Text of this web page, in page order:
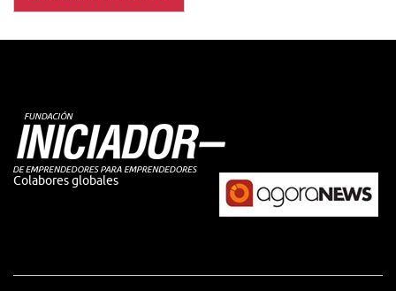
Colabores globales